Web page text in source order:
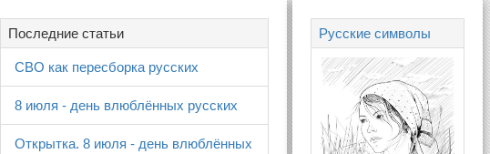
Последние статьи
СВО как пересборка русских
8 июля - день влюблённых русских
Открытка. 8 июля - день влюблённых
Русские символы